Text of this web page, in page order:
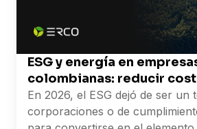
ESG y energía en
colombianas: reducir
mercados
En 2026, el ESG dejó de ser un
corporaciones o de